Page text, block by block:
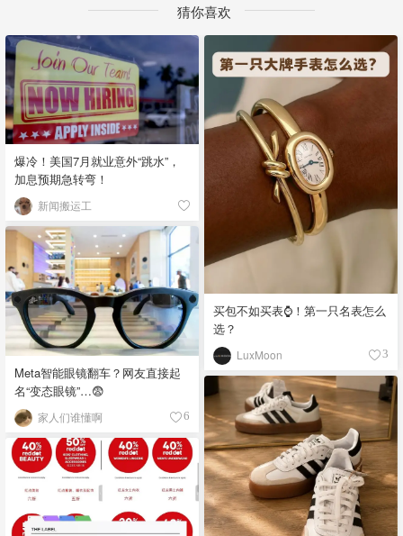
猜你喜欢
爆冷！美国7月就业意外“跳水”，
加息预期急转弯！
新闻搬运工
买包不如买表⌚️！第一只名表怎么
选？
LuxMoon 3
Meta智能眼镜翻车？网友直接起
名“变态眼镜”…😨
家人们谁懂啊 6